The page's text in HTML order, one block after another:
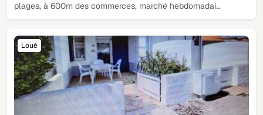
plages, à 600m des commerces, marché hebdomadai…
Loué